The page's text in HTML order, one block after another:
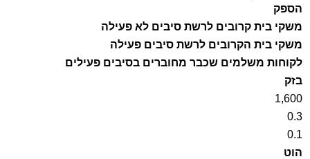
הספק
משקי בית קרובים לרשת סיבים לא פעילה
משקי בית הקרובים לרשת סיבים פעילה
לקוחות משלמים שכבר מחוברים בסיבים פעילים
בזק
1,600
0.3
0.1
הוט